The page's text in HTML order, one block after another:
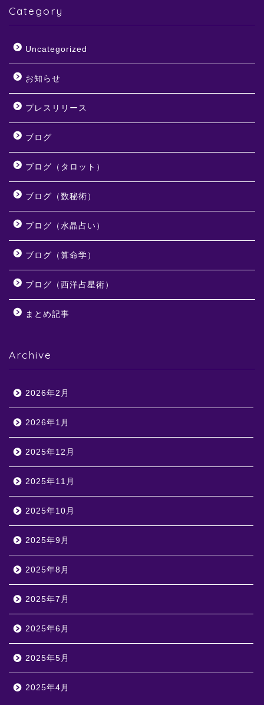
Category
Uncategorized
お知らせ
プレスリリース
ブログ
ブログ（タロット）
ブログ（数秘術）
ブログ（水晶占い）
ブログ（算命学）
ブログ（西洋占星術）
まとめ記事
Archive
2026年2月
2026年1月
2025年12月
2025年11月
2025年10月
2025年9月
2025年8月
2025年7月
2025年6月
2025年5月
2025年4月